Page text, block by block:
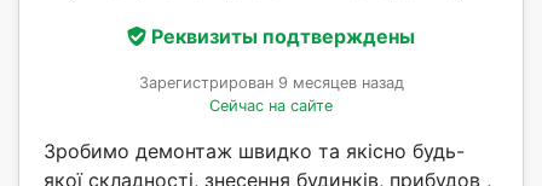
Реквизиты подтверждены
Зарегистрирован 9 месяцев назад
Сейчас на сайте
Зробимо демонтаж швидко та якісно будь-
якої складності, знесення будинків, прибудов ,